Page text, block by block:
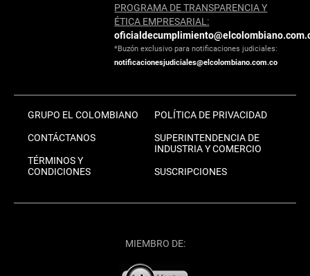
PROGRAMA DE TRANSPARENCIA Y
ÉTICA EMPRESARIAL:
*Buzón exclusivo para notificaciones judiciales:
notificacionesjudiciales@elcolombiano.com.co
GRUPO EL COLOMBIANO
CONTÁCTANOS
TÉRMINOS Y
CONDICIONES
POLÍTICA DE PRIVACIDAD
SUPERINTENDENCIA DE
INDUSTRIA Y COMERCIO
SUSCRIPCIONES
MIEMBRO DE: